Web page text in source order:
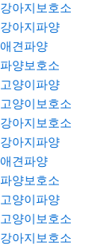
강아지보호소
강아지파양
애견파양
파양보호소
고양이파양
고양이보호소
강아지보호소
강아지파양
애견파양
파양보호소
고양이파양
고양이보호소
강아지보호소